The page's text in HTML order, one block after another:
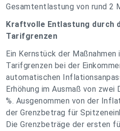
Gesamtentlastung von rund 2
Kraftvolle Entlastung durch
Tarifgrenzen
Ein Kernstück der
Tarifgrenzen bei der
automatischen
Erhöhung im Ausmaß von zwei
%. Ausgenommen von der
der Grenzbetrag für
Die Grenzbeträge der ersten